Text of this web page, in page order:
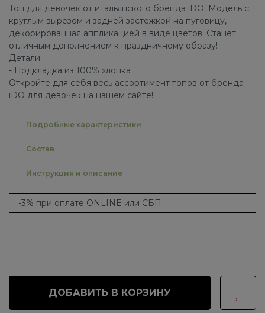
Топ для девочек от итальянского бренда iDO. Модель с
круглым вырезом и задней застежкой на пуговицу,
декорированная аппликацией в виде цветов. Станет
отличным дополнением к праздничному образу!
Детали:
- Подкладка из 100% хлопка
Откройте для себя весь ассортимент топов от бренда
iDO для девочек на нашем сайте!
Подробные характеристики
Состав
Инструкция и описание
-3% при оплате ONLINE или СБП
ДОБАВИТЬ В КОРЗИНУ